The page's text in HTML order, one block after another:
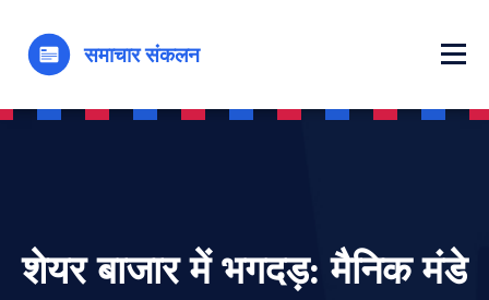
शेयर बाजार में भगदड़: मैनिक मंडे